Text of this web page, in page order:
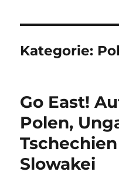
Kategorie:
Go East!
Polen,
Slowakei